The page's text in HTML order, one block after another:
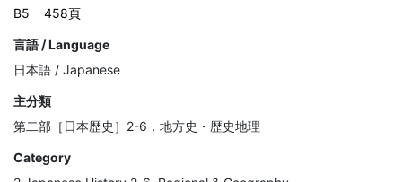
B5
458頁
言語 / Language
日本語 / Japanese
主分類
第二部［日本歴史］2-6．地方史・歴史地理
Category